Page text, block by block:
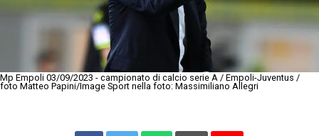
Mp Empoli 03/09/2023 - campionato di calcio serie A / Empoli-Juventus /
foto Matteo Papini/Image Sport nella foto: Massimiliano Allegri